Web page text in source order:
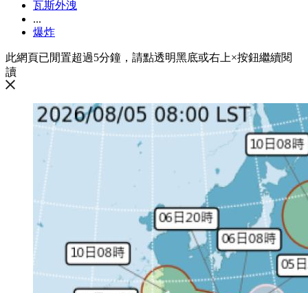
瓦斯外洩
...
爆炸
此網頁已閒置超過5分鐘，請點透明黑底或右上×按鈕繼續閱
讀